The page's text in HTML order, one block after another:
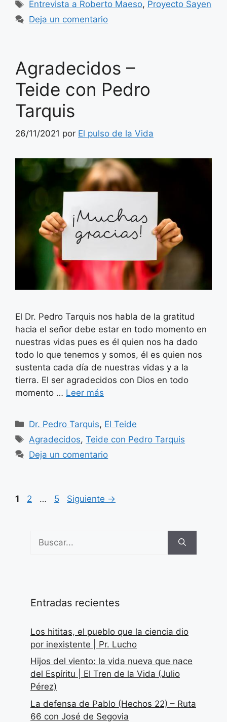
Etiquetas
Entrevista a Roberto Maeso, Proyecto Sayen
Deja un comentario
Agradecidos –
Teide con Pedro
Tarquis
26/11/2021 por El pulso de la Vida
El Dr. Pedro Tarquis nos habla de la gratitud
hacia el señor debe estar en todo momento en
nuestras vidas pues es él quien nos ha dado
todo lo que tenemos y somos, él es quien nos
sustenta cada día de nuestras vidas y a la
tierra. El ser agradecidos con Dios en todo
momento … Leer más
Categorías
Dr. Pedro Tarquis, El Teide
Etiquetas
Agradecidos,Teide con Pedro Tarquis
Deja un comentario
Página
1 Página
2 … Página
5 Siguiente →
Entradas recientes
Los hititas, el pueblo que la ciencia dio
por inexistente | Pr. Lucho
Hijos del viento: la vida nueva que nace
del Espíritu | El Tren de la Vida (Julio
Pérez)
La defensa de Pablo (Hechos 22) – Ruta
66 con José de Segovia